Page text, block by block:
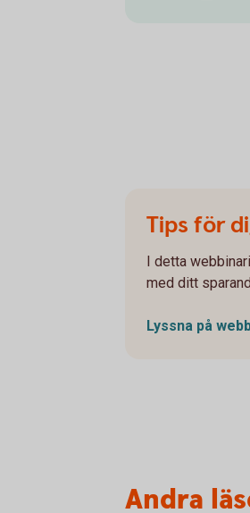
Tips för
I detta
med ditt
Lyssna på
Andra